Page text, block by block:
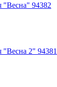
"Весна" 94382
"Весна 2" 94381